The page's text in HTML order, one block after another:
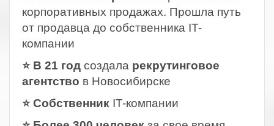
корпоративных продажах. Прошла путь
от продавца до собственника IT-
компании
⭐ В 21 год создала рекрутинговое
агентство в Новосибирске
⭐ Собственник IT-компании